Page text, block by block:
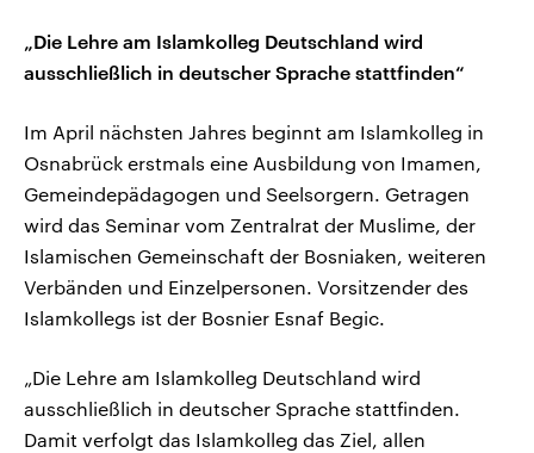
„Die Lehre am Islamkolleg Deutschland wird
ausschließlich in deutscher Sprache stattfinden“
Im April nächsten Jahres beginnt am Islamkolleg in
Osnabrück erstmals eine Ausbildung von Imamen,
Gemeindepädagogen und Seelsorgern. Getragen
wird das Seminar vom Zentralrat der Muslime, der
Islamischen Gemeinschaft der Bosniaken, weiteren
Verbänden und Einzelpersonen. Vorsitzender des
Islamkollegs ist der Bosnier Esnaf Begic.
„Die Lehre am Islamkolleg Deutschland wird
ausschließlich in deutscher Sprache stattfinden.
Damit verfolgt das Islamkolleg das Ziel, allen